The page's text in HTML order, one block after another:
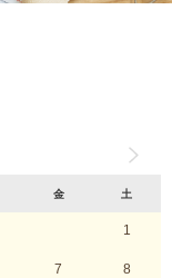
金 土
1
7 8